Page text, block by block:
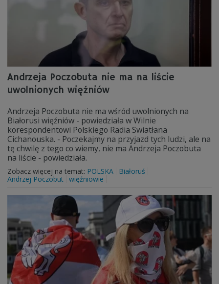
Andrzeja Poczobuta nie ma na liście
uwolnionych więźniów
Andrzeja Poczobuta nie ma wśród uwolnionych na
Białorusi więźniów - powiedziała w Wilnie
korespondentowi Polskiego Radia Swiatłana
Cichanouska. - Poczekajmy na przyjazd tych ludzi, ale na
tę chwilę z tego co wiemy, nie ma Andrzeja Poczobuta
na liście - powiedziała.
Zobacz więcej na temat: POLSKA
Białoruś
Andrzej Poczobut więźniowie